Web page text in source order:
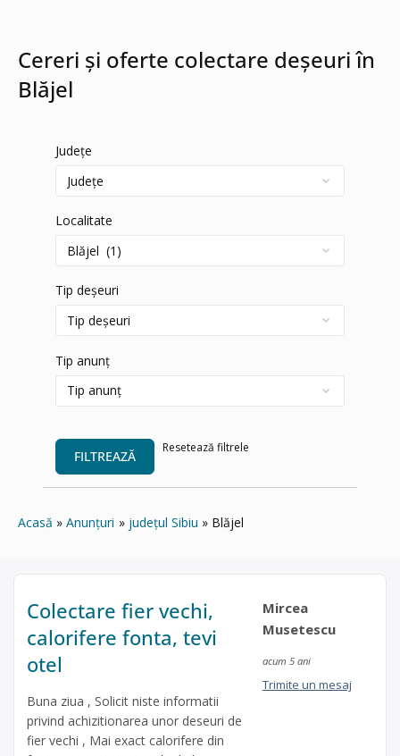
Cereri și oferte colectare deșeuri în
Blăjel
Județe
Localitate
Tip deșeuri
Tip anunț
FILTREAZĂ
Resetează filtrele
Acasă Anunțuri județul Sibiu Blăjel
Colectare fier vechi,
calorifere fonta, tevi
otel
Buna ziua , Solicit niste informatii
privind achizitionarea unor deseuri de
fier vechi , Mai exact calorifere din
Mircea
Musetescu
acum 5 ani
Trimite un mesaj